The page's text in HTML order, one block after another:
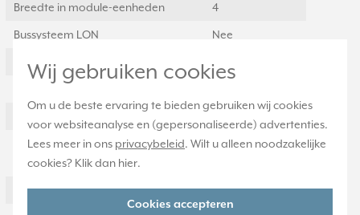
Wij gebruiken cookies
Om u de beste ervaring te bieden gebruiken wij cookies
voor websiteanalyse en (gepersonaliseerde) advertenties.
Lees meer in ons privacybeleid. Wilt u alleen noodzakelijke
cookies? Klik dan hier.
Cookies accepteren
Breedte in module-eenheden 4
Bussysteem LON Nee
Manuele bediening Ja
Bussysteem KNX-RF
(radiofrequent)
Nee
Bussysteem KNX Secure Nee